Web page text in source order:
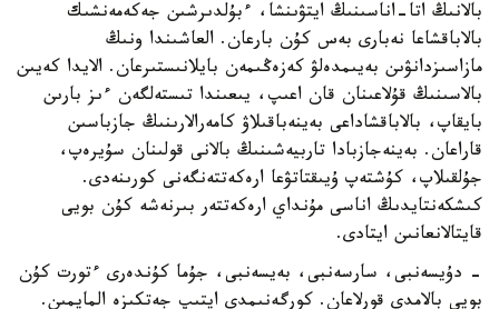
بالانىڭ اتا-اناسىنىڭ ايتۋىنشا، ءبۇلدىرشىن جەكەمەنشىك
بالاباقشاعا نەبارى بەس كۇن بارعان. العاشىندا ونىڭ
مازاسىزدانۋىن بەيىمدەلۋ كەزەڭىمەن بايلانىستىرعان. الايدا كەيىن
بالاسىنىڭ قۇلاعىنان قان اعىپ، يىعىندا تىستەلگەن ءىز بارىن
بايقاپ، بالاباقشاداعى بەينەباقىلاۋ كامەرالارىنىڭ جازباسىن
قاراعان. بەينەجازبادا تاربيەشىنىڭ بالانى قولىنان سۇيرەپ،
جۇلقىلاپ، كۇشتەپ ۇيىقتاتۋعا ارەكەتتەنگەنى كورىنەدى.
كىشكەنتايدىڭ اناسى مۇنداي ارەكەتتەر بىرنەشە كۇن بويى
قايتالانعانىن ايتادى.
- دۇيسەنبى، سارسەنبى، بەيسەنبى، جۇما كۇندەرى ءتورت كۇن
بويى بالامدى قورلاعان. كورگەنىمدى ايتىپ جەتكىزە المايمىن.